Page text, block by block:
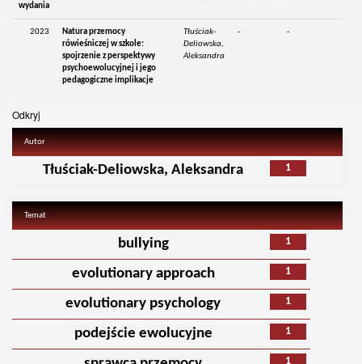
wydania
2023
Natura przemocy
rówieśniczej w szkole:
spojrzenie z perspektywy
psychoewolucyjnej i jego
pedagogiczne implikacje
Tłuściak-
Deliowska,
Aleksandra
- -
Odkryj
Autor
1
Tłuściak-Deliowska, Aleksandra
Temat
1
bullying
1
evolutionary approach
1
evolutionary psychology
1
podejście ewolucyjne
1